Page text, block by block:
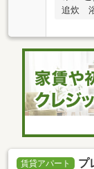
追炊
賃貸アパート プ